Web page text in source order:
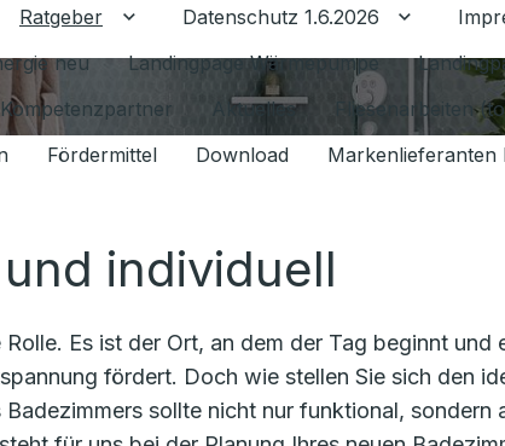
Ratgeber Untermenü für Ratgeber umschalten
Datenschutz 1.6.2026
neu Landingpage Wärmepumpe
Aktuelles Fliesenarbeiten
Fördermittel Download Markenlieferanten
individuell
Es ist der Ort, an dem der Tag beginnt und
fördert. Doch wie stellen Sie sich den
sollte nicht nur funktional, sondern